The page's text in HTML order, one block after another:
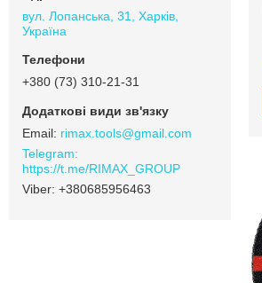
вул. Лопанська, 31, Харків,
Україна
+380 (73) 310-21-31
rimax.tools@gmail.com
https://t.me/RIMAX_GROUP
+380685956463